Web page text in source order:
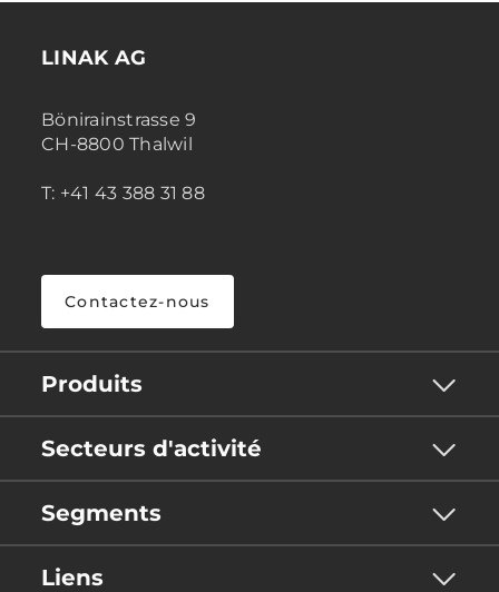
LINAK AG
Bönirainstrasse 9
CH-8800 Thalwil
T: +41 43 388 31 88
Contactez-nous
Produits
Secteurs d'activité
Segments
Liens